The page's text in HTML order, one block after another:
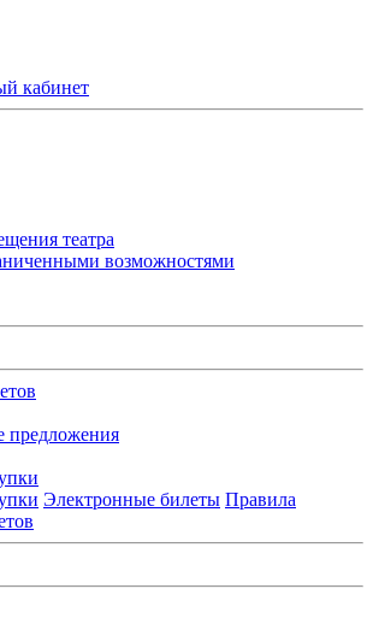
кабинет
театра
возможностями
предложения
Электронные билеты Правила